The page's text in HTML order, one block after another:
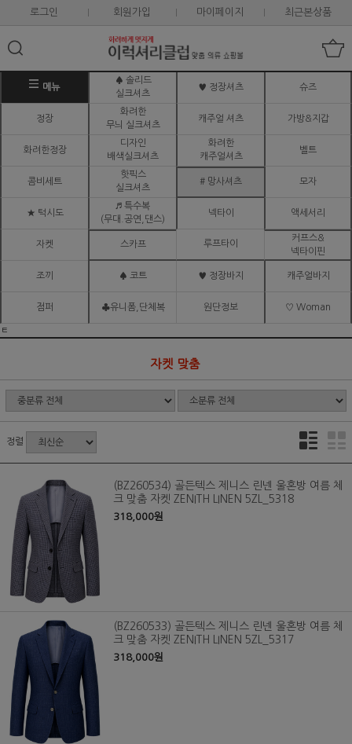
로그인 회원가입 마이페이지 최근본상품
메뉴
♠ 솔리드
실크셔츠
♥ 정장셔츠 슈즈
정장
화려한
무늬 실크셔츠
캐주얼 셔츠 가방&지갑
화려한정장
디자인
배색실크셔츠
화려한
캐주얼셔츠
벨트
콤비세트
핫픽스
실크셔츠
# 망사셔츠 모자
★ 턱시도
♬ 특수복
(무대.공연,댄스)
넥타이 액세서리
자켓 스카프 루프타이
커프스&
넥타이핀
조끼 ♠ 코트 ♥ 정장바지 캐주얼바지
점퍼 ♣유니폼,단체복 원단정보 ♡ Woman
ㅌ
자켓 맞춤
정렬
(BZ260534) 골든텍스 제니스 린넨 울혼방 여름 체
크 맞춤 자켓 ZENITH LINEN 5ZL_5318
318,000원
(BZ260533) 골든텍스 제니스 린넨 울혼방 여름 체
크 맞춤 자켓 ZENITH LINEN 5ZL_5317
318,000원